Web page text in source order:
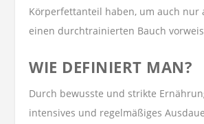
Körperfettanteil haben, um auch nur
einen durchtrainierten Bauch
WIE DEFINIERT MAN?
Durch bewusste und strikte
intensives und regelmäßiges